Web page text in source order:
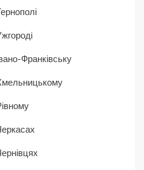
Франківську